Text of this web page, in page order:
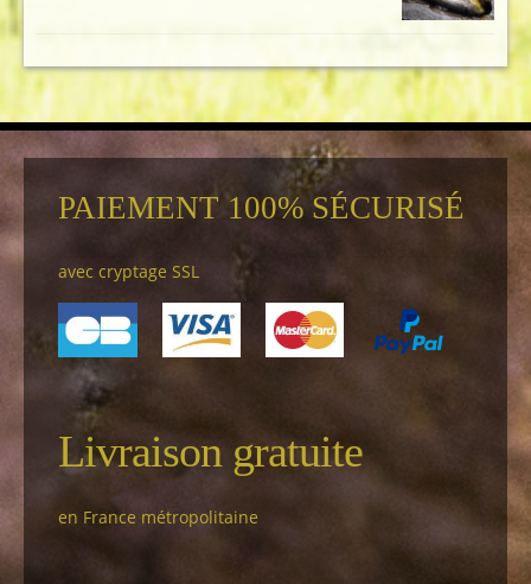
PAIEMENT 100% SÉCURISÉ
avec cryptage SSL
Livraison gratuite
en France métropolitaine